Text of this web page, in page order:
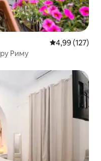
Середня
4,99 (127)
Риму